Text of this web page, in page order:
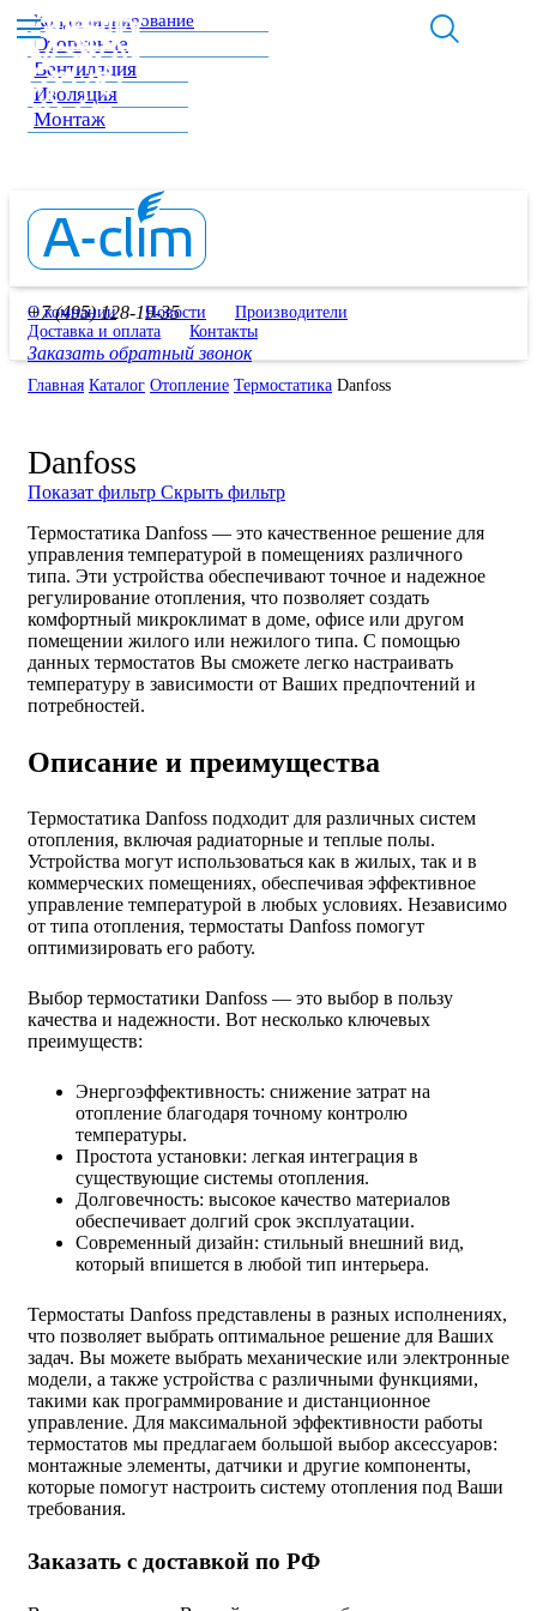
Кондиционирование
Отопление
Вентиляция
Изоляция
Монтаж
+7 (495) 128-19-35
Заказать обратный звонок
О компании Новости
Производители
Доставка и оплата
Контакты
Главная Каталог Отопление Термостатика Danfoss
Danfoss
Показат фильтр Скрыть фильтр
Термостатика Danfoss — это качественное решение для
управления температурой в помещениях различного
типа. Эти устройства обеспечивают точное и надежное
регулирование отопления, что позволяет создать
комфортный микроклимат в доме, офисе или другом
помещении жилого или нежилого типа. С помощью
данных термостатов Вы сможете легко настраивать
температуру в зависимости от Ваших предпочтений и
потребностей.
Описание и преимущества
Термостатика Danfoss подходит для различных систем
отопления, включая радиаторные и теплые полы.
Устройства могут использоваться как в жилых, так и в
коммерческих помещениях, обеспечивая эффективное
управление температурой в любых условиях. Независимо
от типа отопления, термостаты Danfoss помогут
оптимизировать его работу.
Выбор термостатики Danfoss — это выбор в пользу
качества и надежности. Вот несколько ключевых
преимуществ:
Энергоэффективность: снижение затрат на
отопление благодаря точному контролю
температуры.
Простота установки: легкая интеграция в
существующие системы отопления.
Долговечность: высокое качество материалов
обеспечивает долгий срок эксплуатации.
Современный дизайн: стильный внешний вид,
который впишется в любой тип интерьера.
Термостаты Danfoss представлены в разных исполнениях,
что позволяет выбрать оптимальное решение для Ваших
задач. Вы можете выбрать механические или электронные
модели, а также устройства с различными функциями,
такими как программирование и дистанционное
управление. Для максимальной эффективности работы
термостатов мы предлагаем большой выбор аксессуаров:
монтажные элементы, датчики и другие компоненты,
которые помогут настроить систему отопления под Ваши
требования.
Заказать с доставкой по РФ